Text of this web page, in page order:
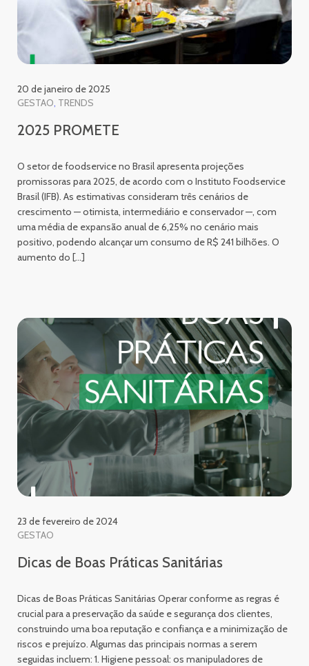
20 de janeiro de 2025
GESTAO TRENDS
2025 PROMETE
O setor de foodservice no Brasil apresenta projeções
promissoras para 2025, de acordo com o Instituto Foodservice
Brasil (IFB). As estimativas consideram três cenários de
crescimento — otimista, intermediário e conservador —, com
uma média de expansão anual de 6,25% no cenário mais
positivo, podendo alcançar um consumo de R$ 241 bilhões. O
aumento do […]
23 de fevereiro de 2024
GESTAO
Dicas de Boas Práticas Sanitárias
Dicas de Boas Práticas Sanitárias Operar conforme as regras é
crucial para a preservação da saúde e segurança dos clientes,
construindo uma boa reputação e confiança e a minimização de
riscos e prejuízo. Algumas das principais normas a serem
seguidas incluem: 1. Higiene pessoal: os manipuladores de